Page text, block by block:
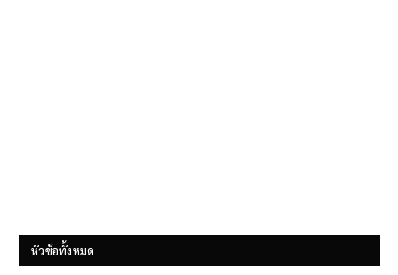
หัวข้อทั้งหมด